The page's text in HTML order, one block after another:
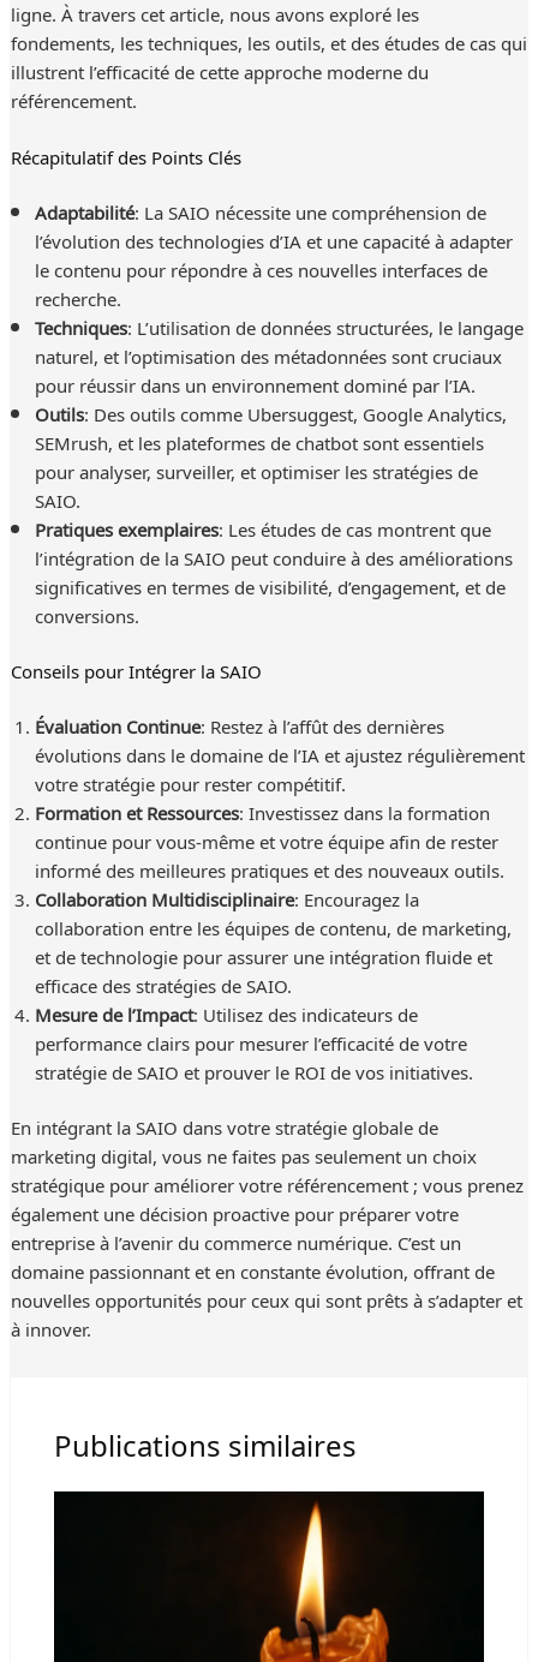
ligne. À travers cet article, nous avons exploré les
fondements, les techniques, les outils, et des études de cas qui
illustrent l’efficacité de cette approche moderne du
référencement.
Récapitulatif des Points Clés
Adaptabilité: La SAIO nécessite une compréhension de
l’évolution des technologies d’IA et une capacité à adapter
le contenu pour répondre à ces nouvelles interfaces de
recherche.
Techniques: L’utilisation de données structurées, le langage
naturel, et l’optimisation des métadonnées sont cruciaux
pour réussir dans un environnement dominé par l’IA.
Outils: Des outils comme Ubersuggest, Google Analytics,
SEMrush, et les plateformes de chatbot sont essentiels
pour analyser, surveiller, et optimiser les stratégies de
SAIO.
Pratiques exemplaires: Les études de cas montrent que
l’intégration de la SAIO peut conduire à des améliorations
significatives en termes de visibilité, d’engagement, et de
conversions.
Conseils pour Intégrer la SAIO
Évaluation Continue: Restez à l’affût des dernières
évolutions dans le domaine de l’IA et ajustez régulièrement
votre stratégie pour rester compétitif.
Formation et Ressources: Investissez dans la formation
continue pour vous-même et votre équipe afin de rester
informé des meilleures pratiques et des nouveaux outils.
Collaboration Multidisciplinaire: Encouragez la
collaboration entre les équipes de contenu, de marketing,
et de technologie pour assurer une intégration fluide et
efficace des stratégies de SAIO.
Mesure de l’Impact: Utilisez des indicateurs de
performance clairs pour mesurer l’efficacité de votre
stratégie de SAIO et prouver le ROI de vos initiatives.
En intégrant la SAIO dans votre stratégie globale de
marketing digital, vous ne faites pas seulement un choix
stratégique pour améliorer votre référencement ; vous prenez
également une décision proactive pour préparer votre
entreprise à l’avenir du commerce numérique. C’est un
domaine passionnant et en constante évolution, offrant de
nouvelles opportunités pour ceux qui sont prêts à s’adapter et
à innover.
Publications similaires